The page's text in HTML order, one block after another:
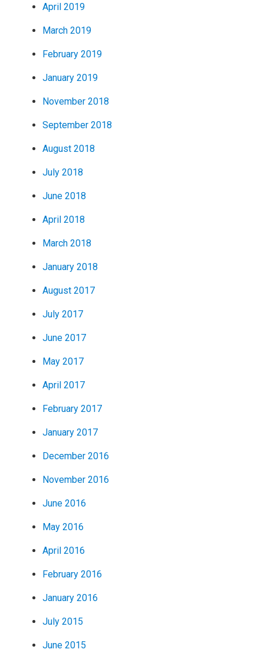
April 2019
March 2019
February 2019
January 2019
November 2018
September 2018
August 2018
July 2018
June 2018
April 2018
March 2018
January 2018
August 2017
July 2017
June 2017
May 2017
April 2017
February 2017
January 2017
December 2016
November 2016
June 2016
May 2016
April 2016
February 2016
January 2016
July 2015
June 2015